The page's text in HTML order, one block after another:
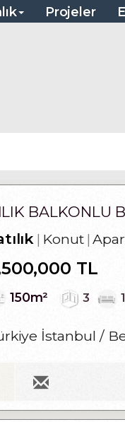
Projeler
BALKONLU
Konut
TL
150m² 3 1
İstanbul /